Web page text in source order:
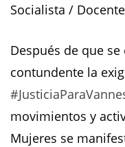
Socialista /
Después de que
contundente la
movimientos y
Mujeres se